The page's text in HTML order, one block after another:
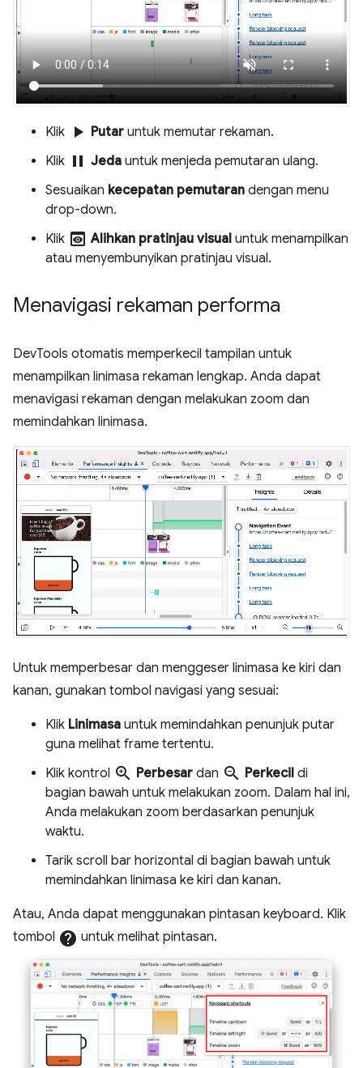
Klik play_arrow Putar untuk memutar rekaman.
Klik pause Jeda untuk menjeda pemutaran ulang.
Sesuaikan kecepatan pemutaran dengan menu
drop-down.
Klik preview Alihkan pratinjau visual untuk menampilkan
atau menyembunyikan pratinjau visual.
Menavigasi rekaman performa
DevTools otomatis memperkecil tampilan untuk
menampilkan linimasa rekaman lengkap. Anda dapat
menavigasi rekaman dengan melakukan zoom dan
memindahkan linimasa.
Untuk memperbesar dan menggeser linimasa ke kiri dan
kanan, gunakan tombol navigasi yang sesuai:
Klik Linimasa untuk memindahkan penunjuk putar
guna melihat frame tertentu.
Klik kontrol zoom_in Perbesar dan zoom_out Perkecil di
bagian bawah untuk melakukan zoom. Dalam hal ini,
Anda melakukan zoom berdasarkan penunjuk
waktu.
Tarik scroll bar horizontal di bagian bawah untuk
memindahkan linimasa ke kiri dan kanan.
Atau, Anda dapat menggunakan pintasan keyboard. Klik
tombol help untuk melihat pintasan.